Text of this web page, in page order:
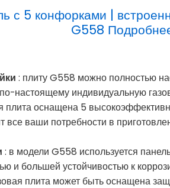
с 5 конфорками |
G558
: плиту G558 можно полностью
настоящему индивидуальную
плита оснащена 5
все ваши потребности в
: в модели G558 используется
и большей устойчивостью к
плита может быть оснащена